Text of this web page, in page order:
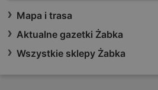
Mapa i trasa
Aktualne gazetki Żabka
Wszystkie sklepy Żabka